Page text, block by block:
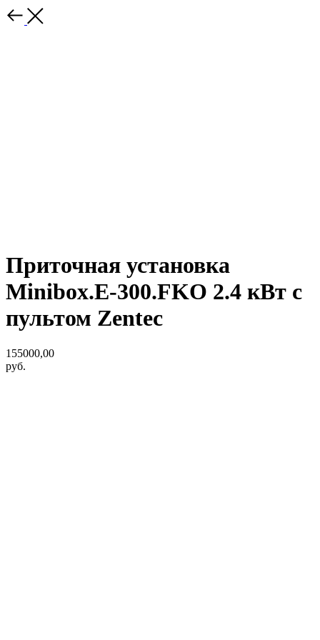
Приточная установка
Minibox.E-300.FKO 2.4 кВт с
пультом Zentec
155000,00
руб.